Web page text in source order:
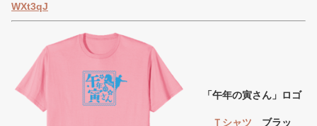
WXt3qJ
「午年の寅さん」ロゴ
Ｔシャツ ブラッ